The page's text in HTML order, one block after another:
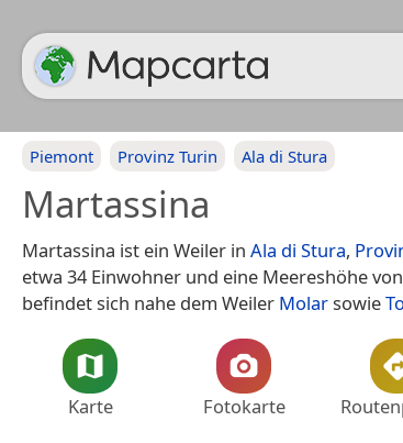
Piemont Provinz Turin Ala di Stura
Martassina
Martassina ist ein Weiler in Ala di Stura,
etwa 34 Einwohner und eine Meereshöhe
befindet sich nahe dem Weiler Molarsowie
Karte Fotokarte